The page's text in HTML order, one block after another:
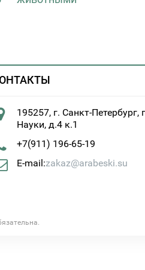
195257, г. Санкт-Петербург,
Науки, д.4 к.1
+7(911) 196-65-19
E-mail:zakaz@arabeski.su